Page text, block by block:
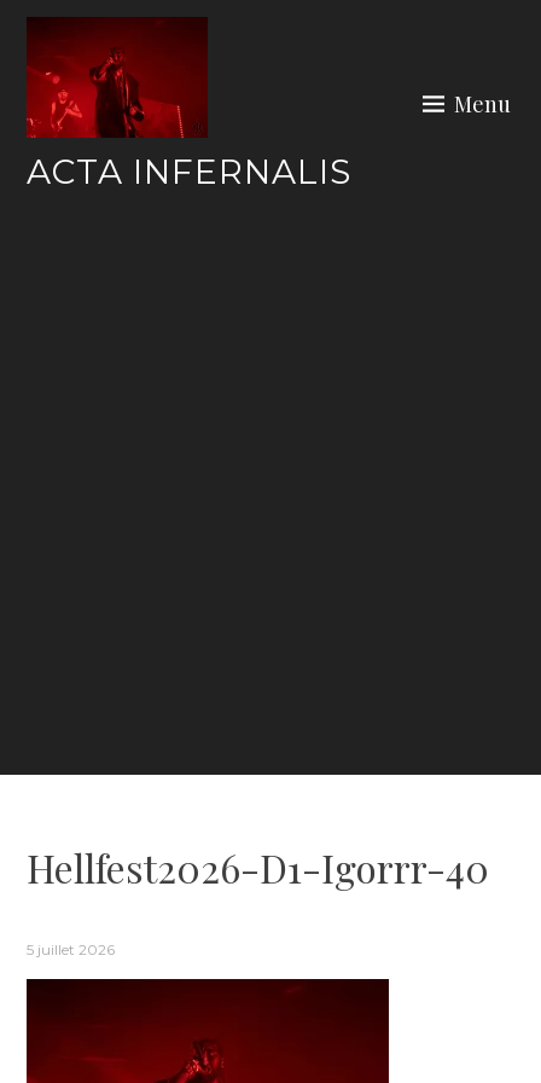
Skip
content
ACTA INFERNALIS
Menu
Hellfest2026-D1-Igorrr-40
5 juillet 2026